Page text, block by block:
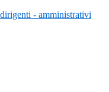
- amministrativi